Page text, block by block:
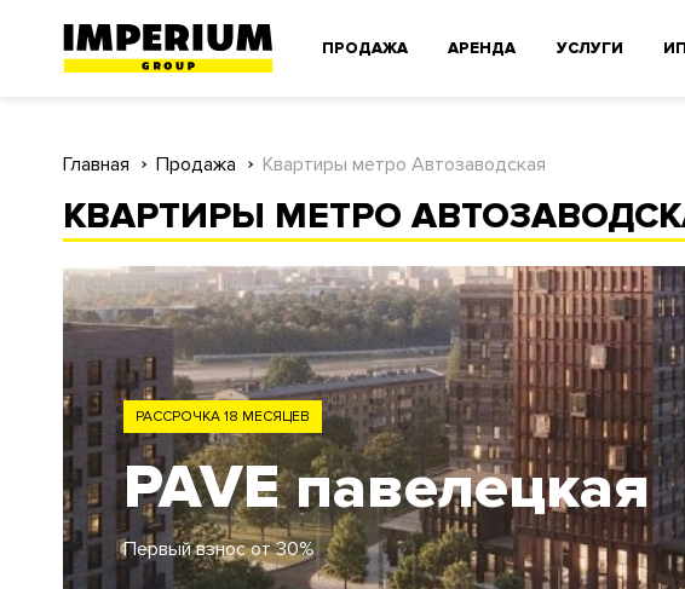
ПРОДАЖА АРЕНДА УСЛУГИ
Главная Продажа Квартиры метро Автозаводская
КВАРТИРЫ МЕТРО
РАССРОЧКА 18 МЕСЯЦЕВ
PAVE павелецкая
Первый взнос от 30%